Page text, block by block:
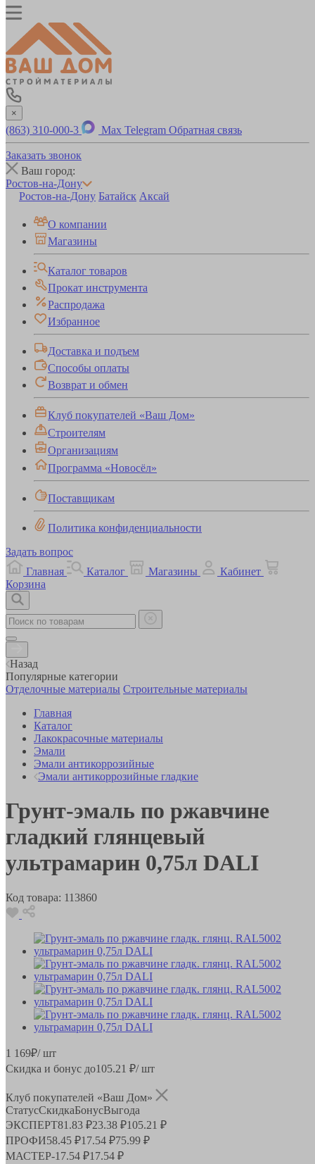
×
(863) 310-000-3 Max Telegram Обратная связь
Заказать звонок
Ваш город:
Ростов-на-Дону
Ростов-на-Дону Батайск Аксай
О компании
Магазины
Каталог товаров
Прокат инструмента
Распродажа
Избранное
Доставка и подъем
Способы оплаты
Возврат и обмен
Клуб покупателей «Ваш Дом»
Строителям
Организациям
Программа «Новосёл»
Поставщикам
Политика конфиденциальности
Задать вопрос
Главная
Каталог Магазины
Кабинет
Корзина
Назад
Популярные категории
Отделочные материалы Строительные материалы
Главная
Каталог
Лакокрасочные материалы
Эмали
Эмали антикоррозийные
Эмали антикоррозийные гладкие
Грунт-эмаль по ржавчине
гладкий глянцевый
ультрамарин 0,75л DALI
Код товара: 113860
1 169₽/ шт
Скидка и бонус до105.21 ₽/ шт
Клуб покупателей «Ваш Дом»
СтатусСкидкаБонусВыгода
ЭКСПЕРТ81.83 ₽23.38 ₽105.21 ₽
ПРОФИ58.45 ₽17.54 ₽75.99 ₽
МАСТЕР-17.54 ₽17.54 ₽